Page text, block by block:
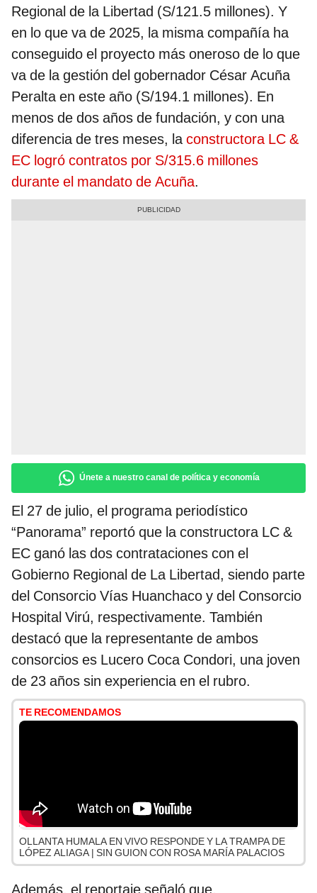
Regional de la Libertad (S/121.5 millones). Y
en lo que va de 2025, la misma compañía ha
conseguido el proyecto más oneroso de lo que
va de la gestión del gobernador César Acuña
Peralta en este año (S/194.1 millones). En
menos de dos años de fundación, y con una
diferencia de tres meses, laconstructora LC &
EC logró contratos por S/315.6 millones
durante el mandato de Acuña.
Únete a nuestro canal de política y economía
El 27 de julio, el programa periodístico
“Panorama” reportó que la constructora LC &
EC ganó las dos contrataciones con el
Gobierno Regional de La Libertad, siendo parte
del Consorcio Vías Huanchaco y del Consorcio
Hospital Virú, respectivamente. También
destacó que la representante de ambos
consorcios es Lucero Coca Condori, una joven
de 23 años sin experiencia en el rubro.
TE RECOMENDAMOS
OLLANTA HUMALA EN VIVO RESPONDE Y LA TRAMPA DE
LÓPEZ ALIAGA | SIN GUION CON ROSA MARÍA PALACIOS
Además, el reportaje señaló que,